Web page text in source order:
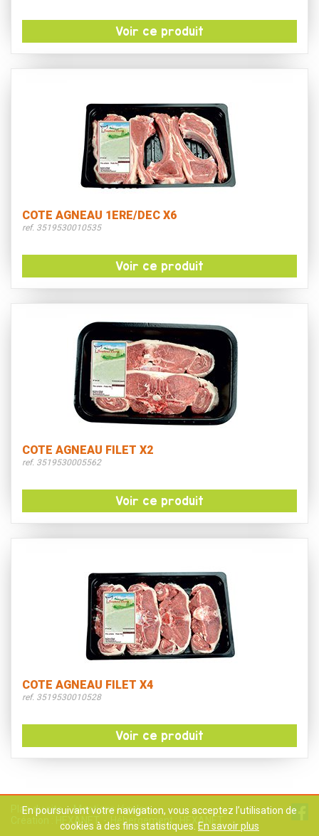
En poursuivant votre navigation, vous acceptez l’utilisation de
cookies à des fins statistiques. En savoir plus
Voir ce produit
COTE AGNEAU 1ERE/DEC X6
ref. 3519530010535
Voir ce produit
COTE AGNEAU FILET X2
ref. 3519530005562
Voir ce produit
COTE AGNEAU FILET X4
ref. 3519530010528
Voir ce produit
Plan du site
Mentions légales
HEXANET Hébergement : HEXANET